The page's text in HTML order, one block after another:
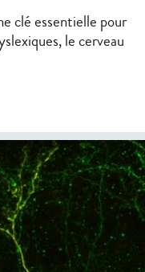
clé essentielle pour
le cerveau